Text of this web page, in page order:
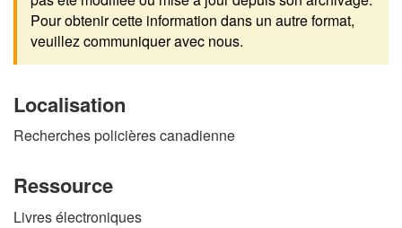
Pour obtenir cette information dans un autre format,
veuillez communiquer avec nous.
Localisation
Recherches policières canadienne
Ressource
Livres électroniques